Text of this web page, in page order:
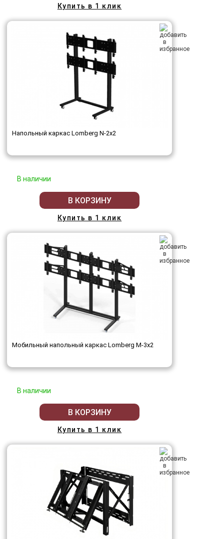
Купить в 1 клик
Напольный каркас Lomberg N-2х2
В наличии
В КОРЗИНУ
Купить в 1 клик
Мобильный напольный каркас Lomberg M-3х2
В наличии
В КОРЗИНУ
Купить в 1 клик